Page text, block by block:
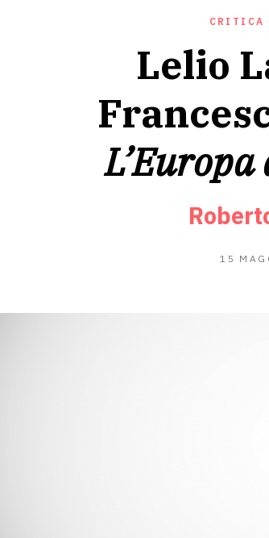
CRITICA
Lelio
15